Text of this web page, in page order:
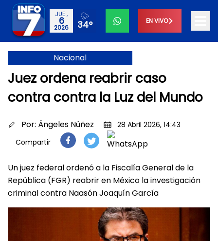
JUE.,
6
2026 34° EN VIVO
Nacional
Juez ordena reabrir caso
contra contra la Luz del Mundo
Por: Ángeles Núñez
28 Abril 2026, 14:43
Compartir
Un juez federal ordenó a la Fiscalía General de la
República (FGR) reabrir en México la investigación
criminal contra Naasón Joaquín García